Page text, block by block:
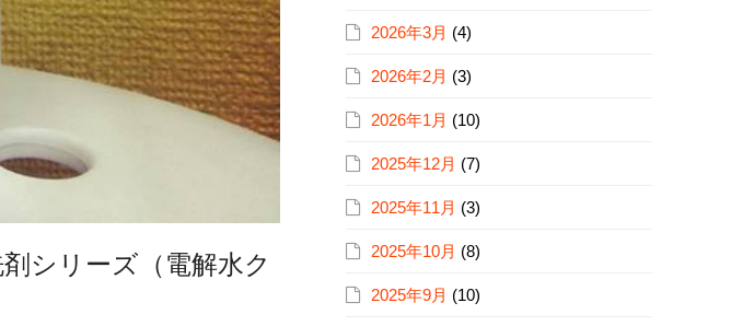
シリーズ（電解水ク
2026年3月 (4)
2026年2月 (3)
2026年1月 (10)
2025年12月 (7)
2025年11月 (3)
2025年10月 (8)
2025年9月 (10)